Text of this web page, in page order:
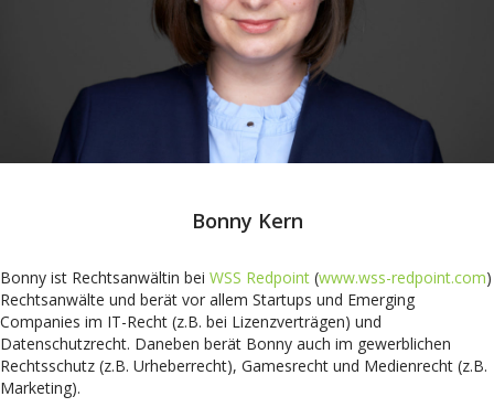
Bonny Kern
Bonny ist Rechtsanwältin bei WSS Redpoint (www.wss-redpoint.com)
Rechtsanwälte und berät vor allem Startups und Emerging
Companies im IT-Recht (z.B. bei Lizenzverträgen) und
Datenschutzrecht. Daneben berät Bonny auch im gewerblichen
Rechtsschutz (z.B. Urheberrecht), Gamesrecht und Medienrecht (z.B.
Marketing).